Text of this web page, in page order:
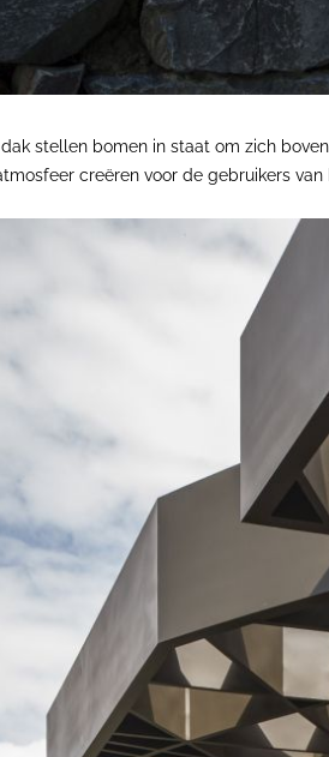
stellen bomen in staat om zich
creëren voor de gebruikers van